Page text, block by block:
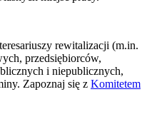
rewitalizacji (m.in.
przedsiębiorców,
i niepublicznych,
Zapoznaj się z Komitetem